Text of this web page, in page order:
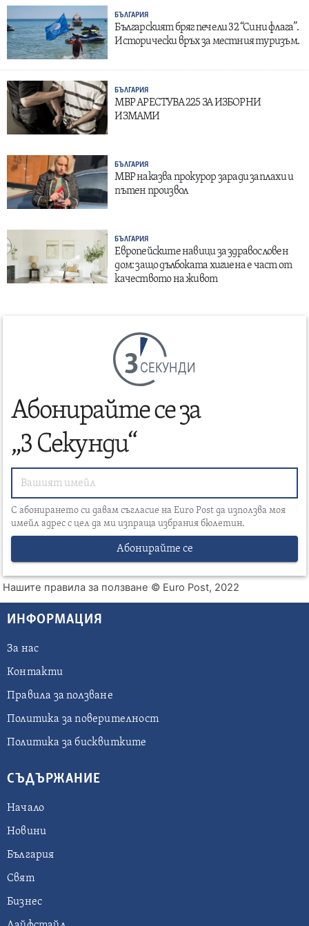
БЪЛГАРИЯ
Българският бряг печели 32 “Сини флага”.
Исторически връх за местния туризъм.
БЪЛГАРИЯ
МВР АРЕСТУВА 225 ЗА ИЗБОРНИ
ИЗМАМИ
БЪЛГАРИЯ
МВР наказва прокурор заради заплахи и
пътен произвол
БЪЛГАРИЯ
Европейските навици за здравословен
дом: защо дълбоката хигиена е част от
качеството на живот
СЕКУНДИ
Абонирайте се за
„3 Секунди“
С абонирането си давам съгласие на Euro Post да използва моя
имейл адрес с цел да ми изпраща избрания бюлетин.
Абонирайте се
Нашите правила за ползване © Euro Post, 2022
ИНФОРМАЦИЯ
За нас
Контакти
Правила за ползване
Политика за поверителност
Политика за бисквитките
СЪДЪРЖАНИЕ
Начало
Новини
България
Свят
Бизнес